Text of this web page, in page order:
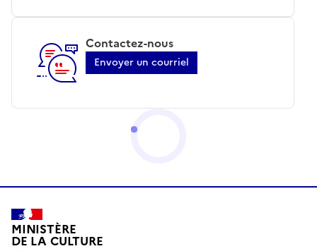
Contactez-nous
Envoyer un courriel
MINISTÈRE
DE LA CULTURE